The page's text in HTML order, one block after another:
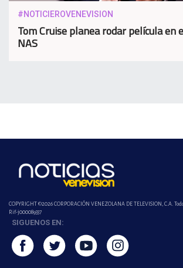
#NOTICIEROVENEVISION
Tom Cruise planea rodar película en
NAS
COPYRIGHT ©2026 CORPORACIÓN VENEZOLANA DE TELEVISION, C.A.
Rif-j000089337
SIGUENOS EN: